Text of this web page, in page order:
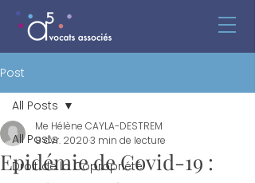
Post
All Posts
Droit de la Copropriété
All Posts
Epidémie de Covid-19 :
Me Hélène CAYLA-DESTREM
8 avr. 20203 min de lecture